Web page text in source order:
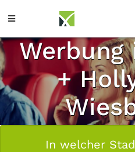
Werbung
+
In welcher